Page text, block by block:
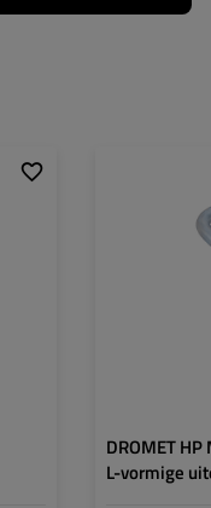
DROMET
L-vormige